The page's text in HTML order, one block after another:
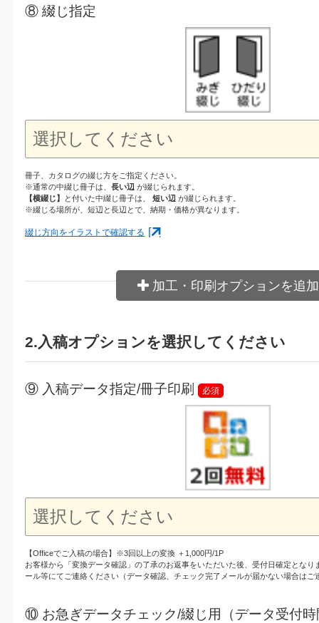
⑧ 綴じ指定
冊子、カタログの綴じ方をご指定ください。
※通常の中綴じ冊子は、長い辺 が綴じられます。
【横綴じ】
と付いた中綴じ冊子は、 短い辺 が綴じられます。
※綴じる場所が、短辺と長辺とで、納期・価格が異なります。
綴じ方向をイラストで確認する
加工・印刷オプションを追加
2.入稿オプションを選択してください
⑨ 入稿データ指定/冊子印刷 必須
【Officeでご入稿の場合】※3回以上の変換 ＋1,000円/1P
お客様から「変換データ確認」の了承のお返事をいただいた後、受付日確定となり
ール等にてご連絡ください（データ確認、チェック完了メールが届かない場合はご
⑩ お急ぎデータチェック/綴じ用（データ受付